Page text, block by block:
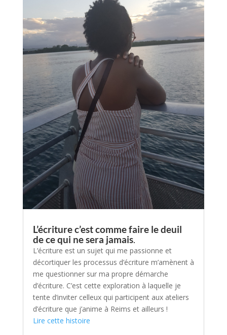
L’écriture c’est comme faire le deuil
de ce qui ne sera jamais.
L’écriture est un sujet qui me passionne et
décortiquer les processus d’écriture m’amènent à
me questionner sur ma propre démarche
d’écriture. C’est cette exploration à laquelle je
tente d’inviter celleux qui participent aux ateliers
d’écriture que j’anime à Reims et ailleurs !
Lire cette histoire